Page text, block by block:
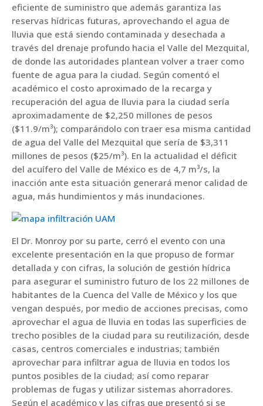
eficiente de suministro que además garantiza las
reservas hídricas futuras, aprovechando el agua de
lluvia que está siendo contaminada y desechada a
través del drenaje profundo hacia el Valle del Mezquital,
de donde las autoridades plantean volver a traer como
fuente de agua para la ciudad. Según comentó el
académico el costo aproximado de la recarga y
recuperación del agua de lluvia para la ciudad sería
aproximadamente de $2,250 millones de pesos
($11.9/m³); comparándolo con traer esa misma cantidad
de agua del Valle del Mezquital que sería de $3,311
millones de pesos ($25/m³). En la actualidad el déficit
del acuífero del Valle de México es de 4,7 m³/s, la
inacción ante esta situación generará menor calidad de
agua, más hundimientos y más inundaciones.
El Dr. Monroy por su parte, cerró el evento con una
excelente presentación en la que propuso de formar
detallada y con cifras, la solución de gestión hídrica
para asegurar el suministro futuro de los 22 millones de
habitantes de la Cuenca del Valle de México y los que
vengan después, por medio de acciones precisas, como
aprovechar el agua de lluvia en todas las superficies de
trecho posibles de la ciudad para su reutilización, desde
casas, centros comerciales e industrias; también
aprovechar para infiltrar agua de lluvia en todos los
puntos posibles de la ciudad; así como reparar
problemas de fugas y utilizar sistemas ahorradores.
Según el académico y las cifras que presentó si se